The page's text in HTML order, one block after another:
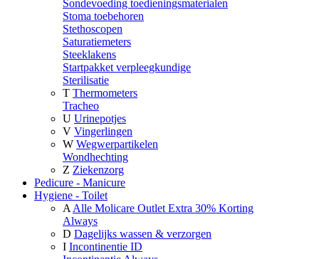
Sondevoeding toedieningsmaterialen
Stoma toebehoren
Stethoscopen
Saturatiemeters
Steeklakens
Startpakket verpleegkundige
Sterilisatie
T Thermometers
Tracheo
U Urinepotjes
V Vingerlingen
W Wegwerpartikelen
Wondhechting
Z Ziekenzorg
Pedicure - Manicure
Hygiene - Toilet
A Alle Molicare Outlet Extra 30% Korting
Always
D Dagelijks wassen & verzorgen
I Incontinentie ID